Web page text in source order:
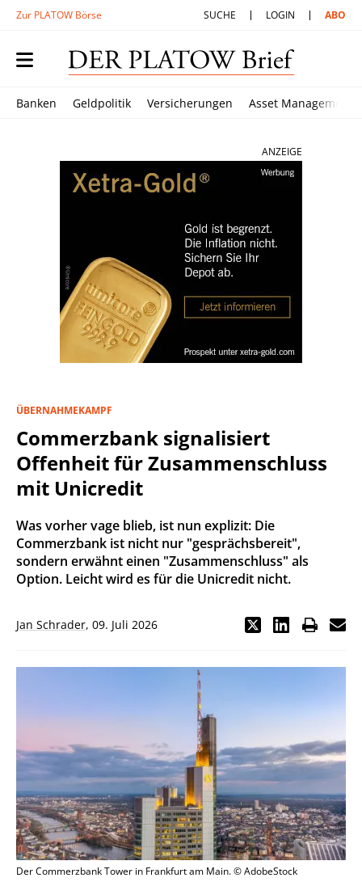
Zur PLATOW Börse SUCHE LOGIN ABO
Banken Geldpolitik Versicherungen Asset Management
ANZEIGE
ÜBERNAHMEKAMPF
Commerzbank signalisiert
Offenheit für Zusammenschluss
mit Unicredit
Was vorher vage blieb, ist nun explizit: Die
Commerzbank ist nicht nur "gesprächsbereit",
sondern erwähnt einen "Zusammenschluss" als
Option. Leicht wird es für die Unicredit nicht.
Jan Schrader, 09. Juli 2026
Der Commerzbank Tower in Frankfurt am Main. © AdobeStock